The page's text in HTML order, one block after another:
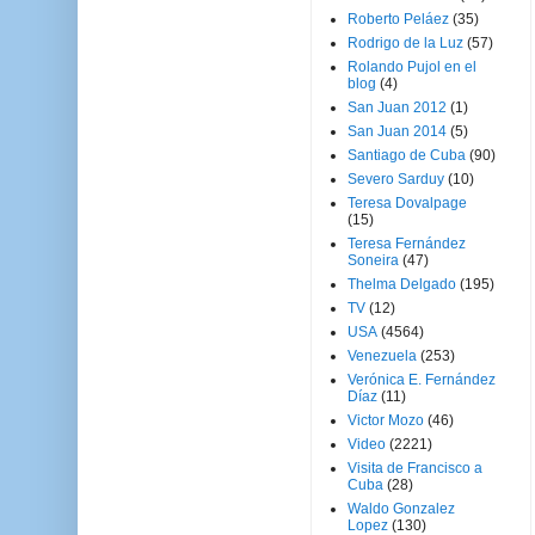
Roberto Peláez (35)
Rodrigo de la Luz (57)
Rolando Pujol en el
blog (4)
San Juan 2012 (1)
San Juan 2014 (5)
Santiago de Cuba (90)
Severo Sarduy (10)
Teresa Dovalpage
(15)
Teresa Fernández
Soneira (47)
Thelma Delgado (195)
TV (12)
USA (4564)
Venezuela (253)
Verónica E. Fernández
Díaz (11)
Victor Mozo (46)
Video (2221)
Visita de Francisco a
Cuba (28)
Waldo Gonzalez
Lopez (130)